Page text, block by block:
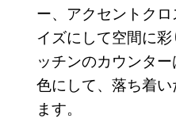
ー、アクセントク
イズにして空間に
ッチンのカウンタ
色にして、落ち着
ます。